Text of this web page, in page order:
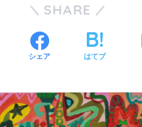
SHARE
シェア はてブ